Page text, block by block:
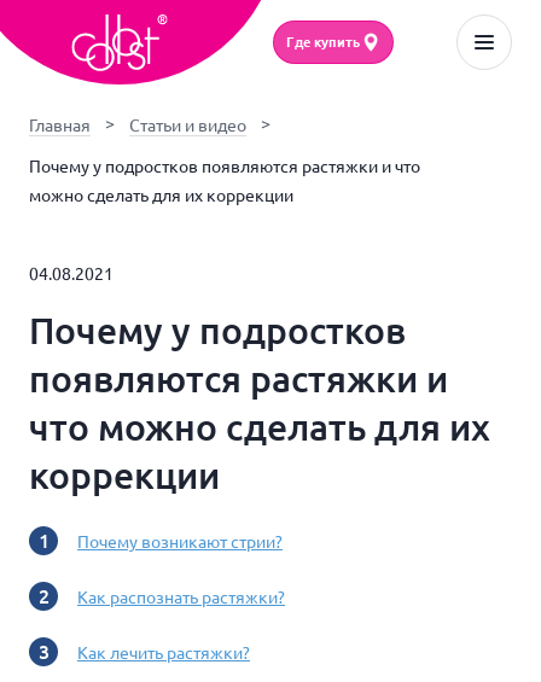
Где купить
Главная Статьи и видео
Почему у подростков появляются растяжки и что
можно сделать для их коррекции
04.08.2021
Почему у подростков
появляются растяжки и
что можно сделать для их
коррекции
Почему возникают стрии?
Как распознать растяжки?
Как лечить растяжки?